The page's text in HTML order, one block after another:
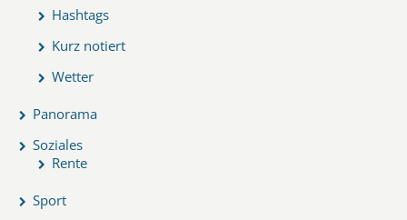
Hashtags
Kurz notiert
Wetter
Panorama
Soziales
Rente
Sport